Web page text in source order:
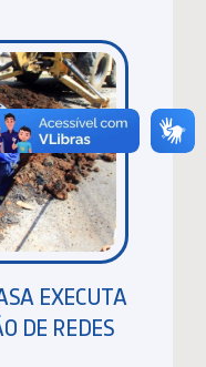
EXECUTA
DE REDES